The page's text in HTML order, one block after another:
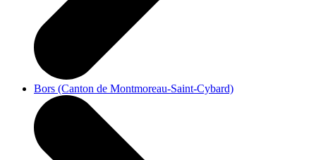
Bors (Canton de Montmoreau-Saint-Cybard)